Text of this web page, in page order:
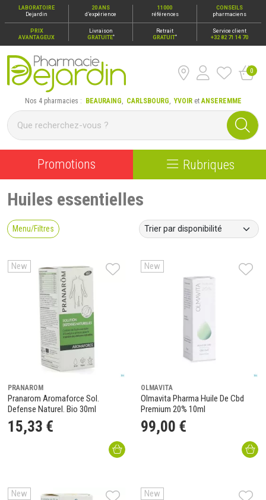
LABORATOIRE
Dejardin
20 ANS
d’expérience
11000
références
CONSEILS
pharmaciens
PRIX
AVANTAGEUX
Livraison
GRATUITE*
Retrait
GRATUIT*
Service client
+32 82 71 14 70
Pharmacie Dejardin Nos 4 pharmacies : Beauraing,
0
Nos 4 pharmacies : BEAURAING, CARLSBOURG,YVOIRetANSEREMME
Promotions Rubriques
Huiles essentielles
Menu/Filtres
New
PRANAROM
Pranarom Aromaforce Sol.
Defense Naturel. Bio 30ml
15,33 €
New
OLMAVITA
Olmavita Pharma Huile De Cbd
Premium 20% 10ml
99,00 €
New New